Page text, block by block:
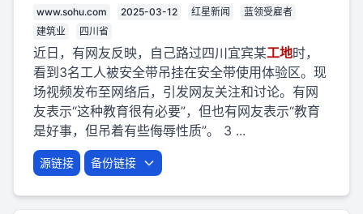
www.sohu.com 2025-03-12 红星新闻
蓝领受雇者
建筑业
四川省
近日，有网友反映，自己路过四川宜宾某工地时，
看到3名工人被安全带吊挂在安全带使用体验区。现
场视频发布至网络后，引发网友关注和讨论。有网
友表示“这种教育很有必要”，但也有网友表示“教育
是好事，但吊着有些侮辱性质”。 3 ...
源链接 备份链接